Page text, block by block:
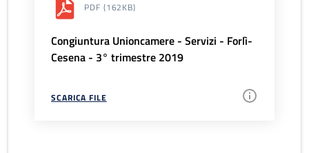
PDF (162KB)
Congiuntura Unioncamere - Servizi - Forlì-
Cesena - 3° trimestre 2019
SCARICA FILE